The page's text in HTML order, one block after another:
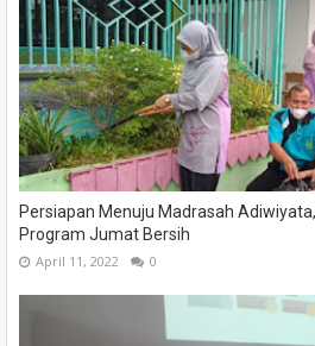
Persiapan Menuju Madrasah
Program Jumat Bersih
April 11, 2022 0